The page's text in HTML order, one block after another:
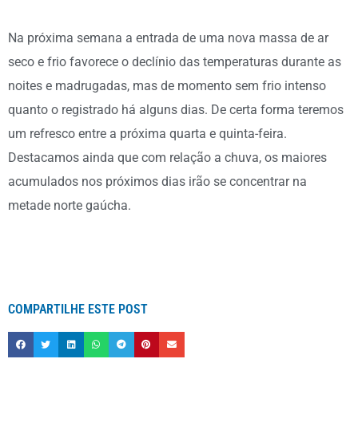
Na próxima semana a entrada de uma nova massa de ar
seco e frio favorece o declínio das temperaturas durante as
noites e madrugadas, mas de momento sem frio intenso
quanto o registrado há alguns dias. De certa forma teremos
um refresco entre a próxima quarta e quinta-feira.
Destacamos ainda que com relação a chuva, os maiores
acumulados nos próximos dias irão se concentrar na
metade norte gaúcha.
COMPARTILHE ESTE POST